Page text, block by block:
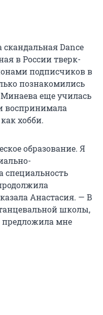
Dance
в России тверк-
подписчиков в
познакомились
еще училась
воспринимала
хобби.
образование. Я
специальность
Анастасия. — В
школы,
предложила мне